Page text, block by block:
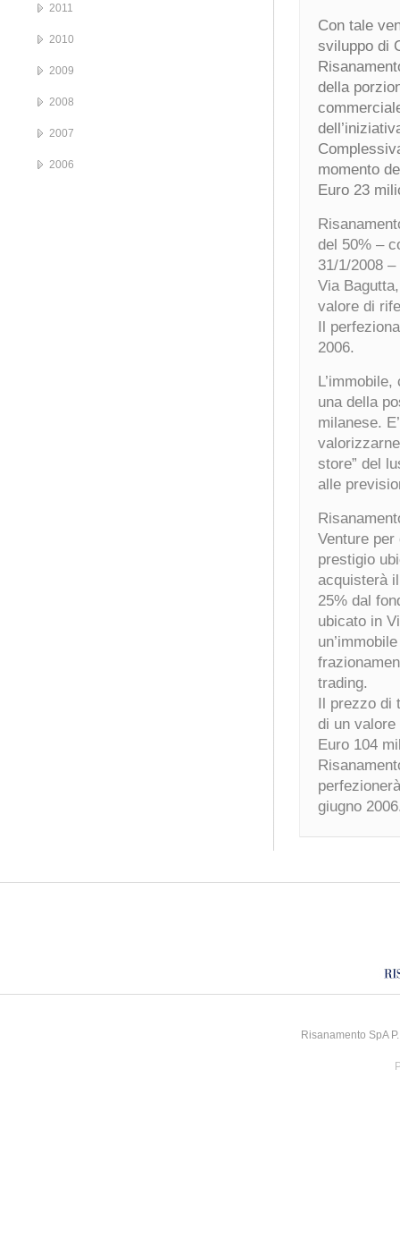
Con tale
sviluppo di
della
momento
Euro 23
del 50% –
31/1/2008
Via
valore di
Il
2006.
una della
milanese.
store” del
alle
Venture
prestigio
acquisterà
25% dal
ubicato in
trading.
Il prezzo di
di un valore
Euro 104
giugno
2011
2010
2009
2008
2007
2006
Risanamento SpA